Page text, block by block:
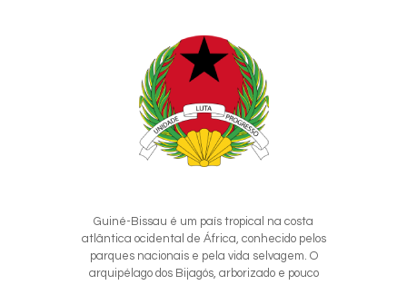
Guiné-Bissau é um país tropical na costa
atlântica ocidental de África, conhecido pelos
parques nacionais e pela vida selvagem. O
arquipélago dos Bijagós, arborizado e pouco